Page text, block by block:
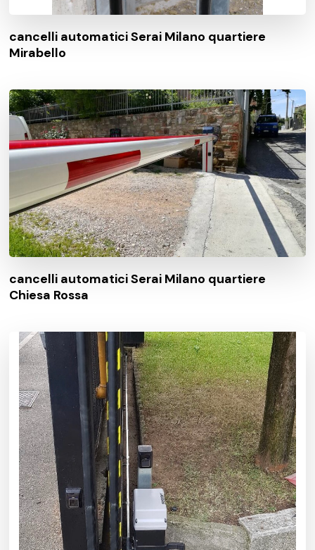
cancelli automatici Serai Milano quartiere
Mirabello
cancelli automatici Serai Milano quartiere
Chiesa Rossa